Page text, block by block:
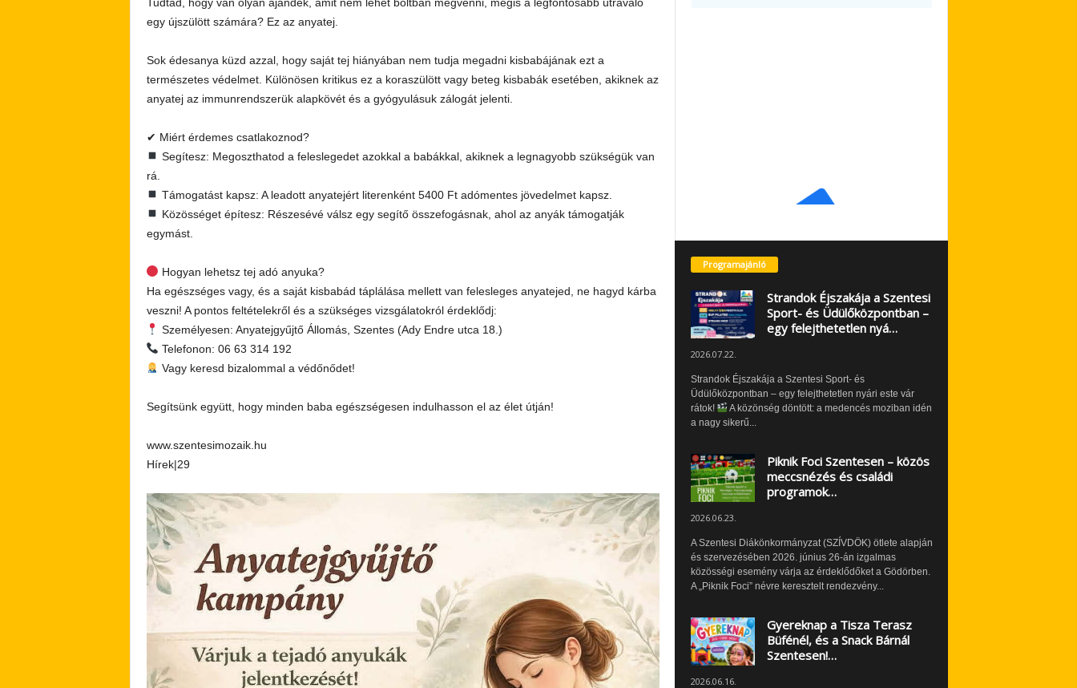
egy újszülött számára? Ez az anyatej.
Sok édesanya küzd azzal, hogy saját tej hiányában nem tudja megadni kisbabájának ezt a
természetes védelmet. Különösen kritikus ez a koraszülött vagy beteg kisbabák esetében, akiknek az
anyatej az immunrendszerük alapkövét és a gyógyulásuk zálogát jelenti.
✔ Miért érdemes csatlakoznod?
Segítesz: Megoszthatod a feleslegedet azokkal a babákkal, akiknek a legnagyobb szükségük van
rá.
Támogatást kapsz: A leadott anyatejért literenként 5400 Ft adómentes jövedelmet kapsz.
Közösséget építesz: Részesévé válsz egy segítő összefogásnak, ahol az anyák támogatják
egymást.
Hogyan lehetsz tej adó anyuka?
Ha egészséges vagy, és a saját kisbabád táplálása mellett van felesleges anyatejed, ne hagyd kárba
veszni! A pontos feltételekről és a szükséges vizsgálatokról érdeklődj:
Személyesen: Anyatejgyűjtő Állomás, Szentes (Ady Endre utca 18.)
Telefonon: 06 63 314 192
Vagy keresd bizalommal a védőnődet!
Segítsünk együtt, hogy minden baba egészségesen indulhasson el az élet útján!
www.szentesimozaik.hu
Hírek|29
Programajánló
Strandok Éjszakája a Szentesi
Sport- és Üdülőközpontban –
egy felejthetetlen nyá…
2026.07.22.
Strandok Éjszakája a Szentesi Sport- és
Üdülőközpontban – egy felejthetetlen nyári este vár
rátok!
A közönség döntött: a medencés moziban idén
a nagy sikerű...
Piknik Foci Szentesen – közös
meccsnézés és családi
programok…
2026.06.23.
A Szentesi Diákönkormányzat (SZÍVDÖK) ötlete alapján
és szervezésében 2026. június 26-án izgalmas
közösségi esemény várja az érdeklődőket a Gödörben.
A „Piknik Foci” névre keresztelt rendezvény...
Gyereknap a Tisza Terasz
Büfénél, és a Snack Bárnál
Szentesen!…
2026.06.16.